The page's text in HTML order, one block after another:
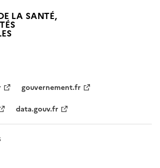
LA SANTÉ,
gouvernement.fr
data.gouv.fr